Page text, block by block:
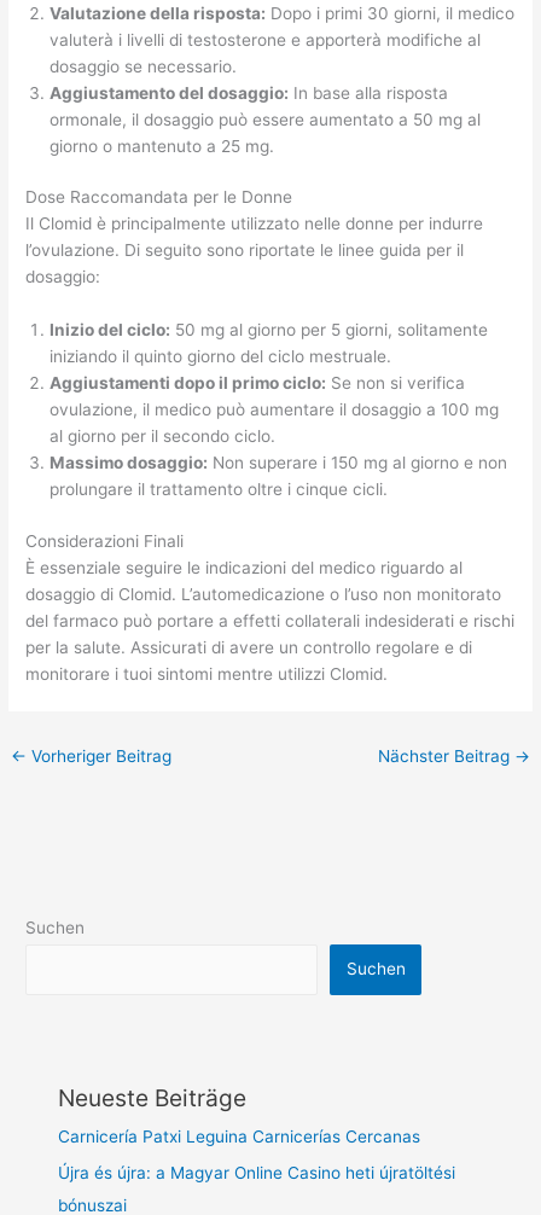
Valutazione della risposta: Dopo i primi 30 giorni, il medico
valuterà i livelli di testosterone e apporterà modifiche al
dosaggio se necessario.
Aggiustamento del dosaggio: In base alla risposta
ormonale, il dosaggio può essere aumentato a 50 mg al
giorno o mantenuto a 25 mg.
Dose Raccomandata per le Donne
Il Clomid è principalmente utilizzato nelle donne per indurre
l’ovulazione. Di seguito sono riportate le linee guida per il
dosaggio:
Inizio del ciclo: 50 mg al giorno per 5 giorni, solitamente
iniziando il quinto giorno del ciclo mestruale.
Aggiustamenti dopo il primo ciclo: Se non si verifica
ovulazione, il medico può aumentare il dosaggio a 100 mg
al giorno per il secondo ciclo.
Massimo dosaggio: Non superare i 150 mg al giorno e non
prolungare il trattamento oltre i cinque cicli.
Considerazioni Finali
È essenziale seguire le indicazioni del medico riguardo al
dosaggio di Clomid. L’automedicazione o l’uso non monitorato
del farmaco può portare a effetti collaterali indesiderati e rischi
per la salute. Assicurati di avere un controllo regolare e di
monitorare i tuoi sintomi mentre utilizzi Clomid.
← Vorheriger Beitrag Nächster Beitrag →
Suchen
Suchen
Neueste Beiträge
Carnicería Patxi Leguina Carnicerías Cercanas
Újra és újra: a Magyar Online Casino heti újratöltési
bónuszai